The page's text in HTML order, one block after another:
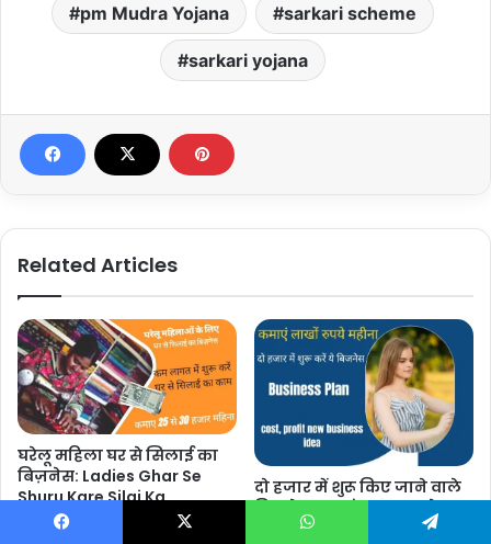
pm Mudra Yojana sarkari scheme
sarkari yojana
Related Articles
घरेलू महिला घर से सिलाई का
बिज़नेस: Ladies Ghar Se
Shuru Kare Silai Ka
Business Kamaye 25 Se 30
दो हजार में शुरू किए जाने वाले
बिजनेस कमाएं लाख रुपये
महीना 2025: Business Plan